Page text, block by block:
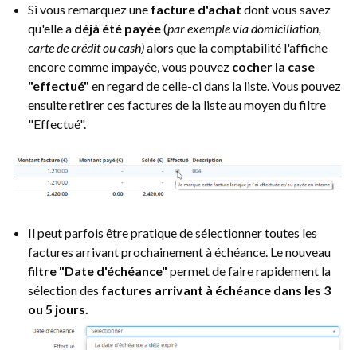
Si vous remarquez une facture d'achat dont vous savez
qu'elle a déjà été payée(par exemple via domiciliation,
carte de crédit ou cash)alors que la comptabilité l'affiche
encore comme impayée, vous pouvez cocher la case
"effectué" en regard de celle-ci dans la liste. Vous pouvez
ensuite retirer ces factures de la liste au moyen du filtre
"Effectué".
Il peut parfois être pratique de sélectionner toutes les
factures arrivant prochainement à échéance. Le nouveau
filtre "Date d'échéance" permet de faire rapidement la
sélection des factures arrivant à échéance dans les 3
ou 5 jours.